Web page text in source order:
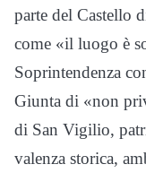
parte del Castello
come «il luogo è
Soprintendenza
Giunta di «non
di San Vigilio,
valenza storica,